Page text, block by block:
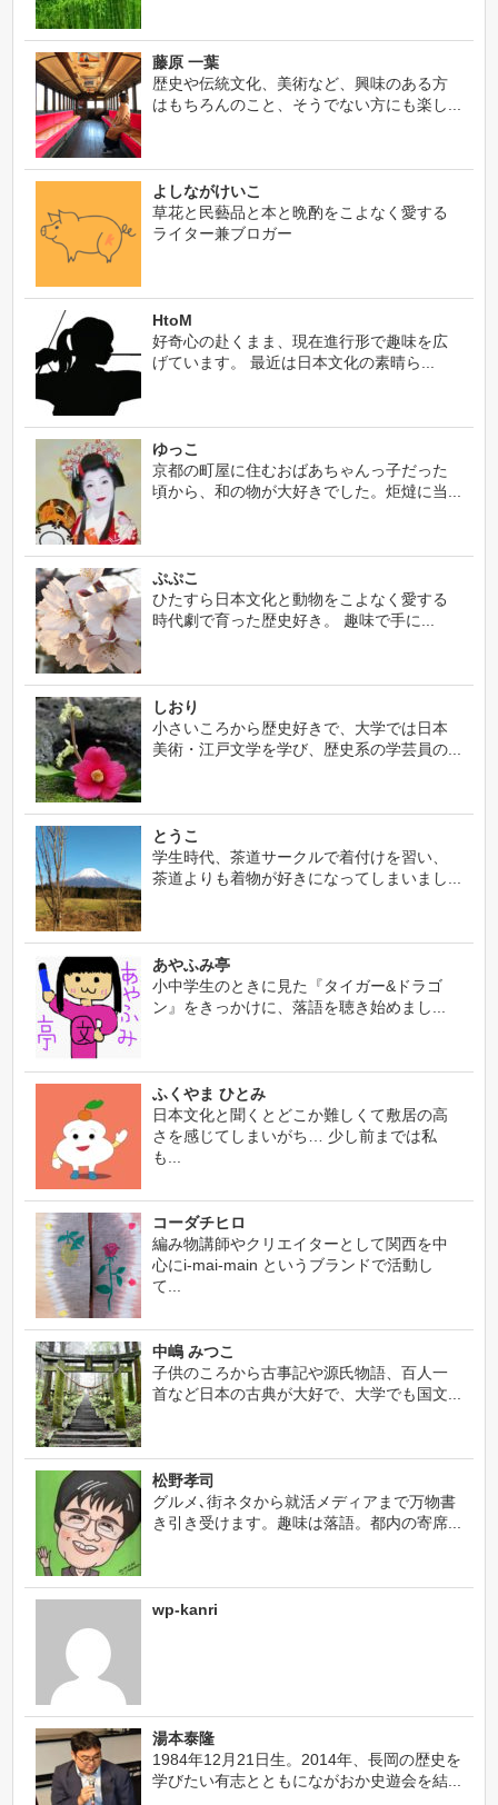
藤原 一葉
歴史や伝統文化、美術など、興味のある方
はもちろんのこと、そうでない方にも楽し...
よしながけいこ
草花と民藝品と本と晩酌をこよなく愛する
ライター兼ブロガー
HtoM
好奇心の赴くまま、現在進行形で趣味を広
げています。 最近は日本文化の素晴ら...
ゆっこ
京都の町屋に住むおばあちゃんっ子だった
頃から、和の物が大好きでした。炬燵に当...
ぷぷこ
ひたすら日本文化と動物をこよなく愛する
時代劇で育った歴史好き。 趣味で手に...
しおり
小さいころから歴史好きで、大学では日本
美術・江戸文学を学び、歴史系の学芸員の...
とうこ
学生時代、茶道サークルで着付けを習い、
茶道よりも着物が好きになってしまいまし...
あやふみ亭
小中学生のときに見た『タイガー&ドラゴ
ン』をきっかけに、落語を聴き始めまし...
ふくやま ひとみ
日本文化と聞くとどこか難しくて敷居の高
さを感じてしまいがち… 少し前までは私
も...
コーダチヒロ
編み物講師やクリエイターとして関西を中
心にi-mai-main というブランドで活動し
て...
中嶋 みつこ
子供のころから古事記や源氏物語、百人一
首など日本の古典が大好で、大学でも国文...
松野孝司
グルメ､街ネタから就活メディアまで万物書
き引き受けます。趣味は落語。都内の寄席...
wp-kanri
湯本泰隆
1984年12月21日生。2014年、長岡の歴史を
学びたい有志とともにながおか史遊会を結...